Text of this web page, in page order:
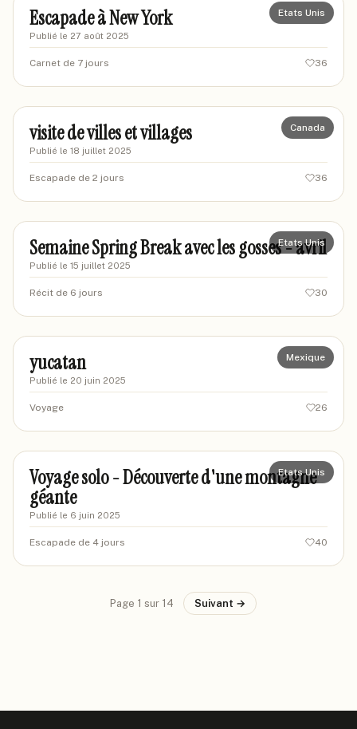
Etats Unis
Escapade à New York
Publié le 27 août 2025
Carnet de 7 jours 36
darel
Canada
visite de villes et villages
Publié le 18 juillet 2025
Escapade de 2 jours 36
papa-alpes
Etats Unis
Semaine Spring Break avec les gosses - avril
Publié le 15 juillet 2025
Récit de 6 jours 30
Biset
Mexique
yucatan
Publié le 20 juin 2025
Voyage 26
florian-lyon
Etats Unis
Voyage solo - Découverte d'une montagne
géante
Publié le 6 juin 2025
Escapade de 4 jours 40
Page 1 sur 14 Suivant →